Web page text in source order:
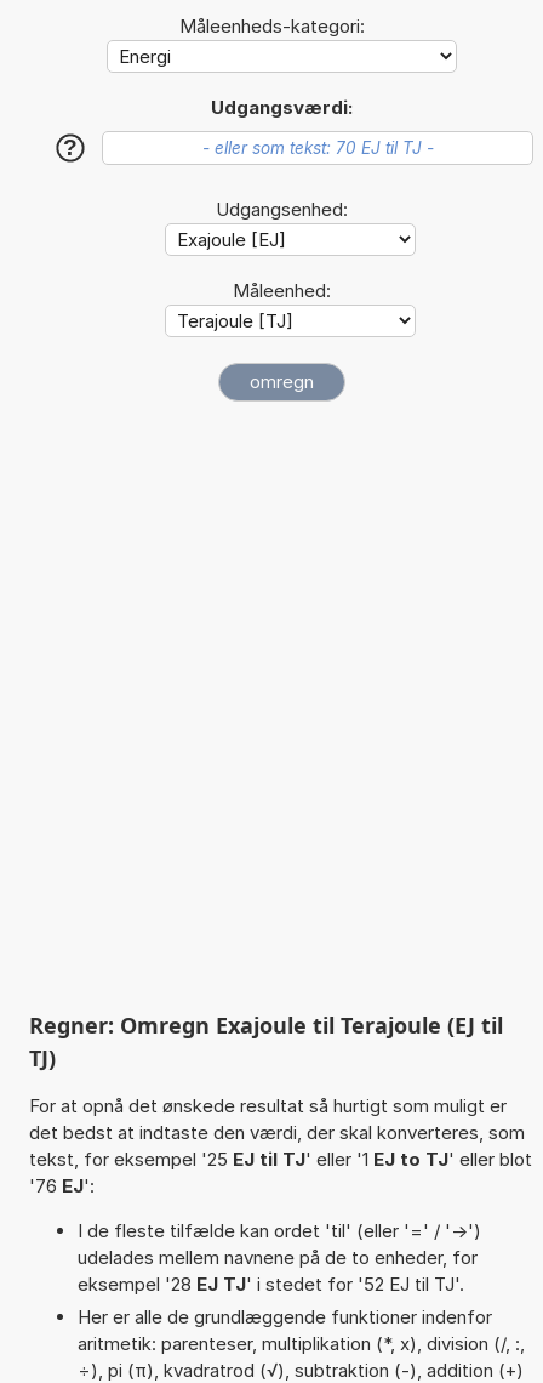
Måleenheds-kategori:
Udgangsværdi:
?
Udgangsenhed:
Måleenhed:
Regner: Omregn Exajoule til Terajoule (EJ til
TJ)
For at opnå det ønskede resultat så hurtigt som muligt er
det bedst at indtaste den værdi, der skal konverteres, som
tekst, for eksempel '25 EJ til TJ' eller '1 EJ to TJ' eller blot
'76 EJ':
I de fleste tilfælde kan ordet 'til' (eller '=' / '->')
udelades mellem navnene på de to enheder, for
eksempel '28 EJ TJ' i stedet for '52 EJ til TJ'.
Her er alle de grundlæggende funktioner indenfor
aritmetik: parenteser, multiplikation (*, x), division (/, :,
÷), pi (π), kvadratrod (√), subtraktion (-), addition (+)